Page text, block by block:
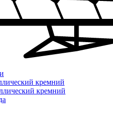
кремний
кремний